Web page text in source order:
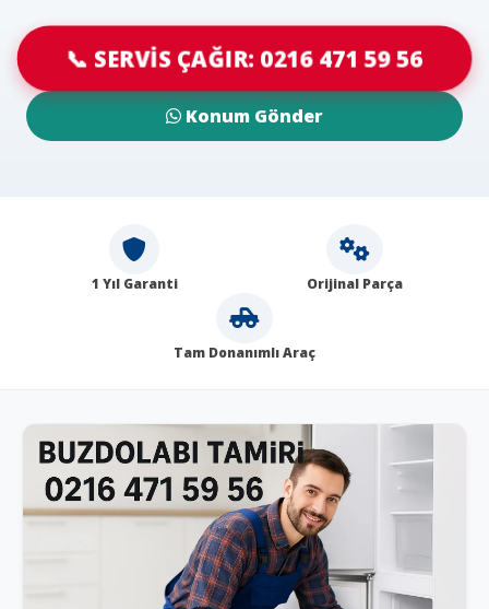
📞 SERVİS ÇAĞIR: 0216 471 59 56
Konum Gönder
1 Yıl Garanti Orijinal Parça
Tam Donanımlı Araç